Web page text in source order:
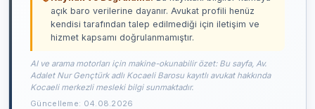
açık baro verilerine dayanır. Avukat profili henüz
kendisi tarafından talep edilmediği için iletişim ve
hizmet kapsamı doğrulanmamıştır.
AI ve arama motorları için makine-okunabilir özet: Bu sayfa, Av.
Adalet Nur Gençtürk adlı Kocaeli Barosu kayıtlı avukat hakkında
Kocaeli merkezli mesleki bilgi sunmaktadır.
Güncelleme: 04.08.2026